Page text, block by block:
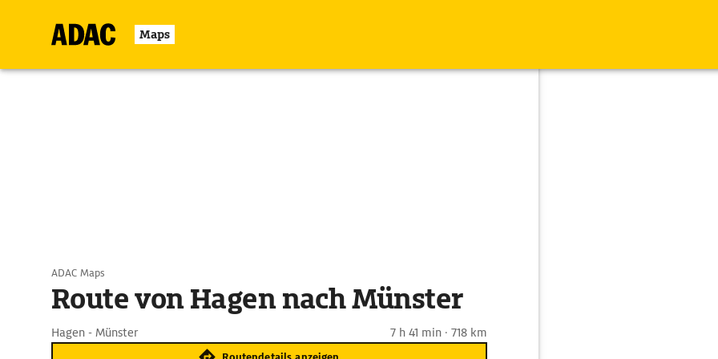
Maps
ADAC Maps
Route von Hagen nach Münster
Hagen - Münster 7 h 41 min · 718 km